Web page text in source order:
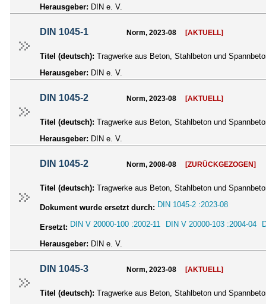
Herausgeber: DIN e. V.
DIN 1045-1 Norm, 2023-08 [AKTUELL]
Titel (deutsch): Tragwerke aus Beton, Stahlbeton und
Herausgeber: DIN e. V.
DIN 1045-2 Norm, 2023-08 [AKTUELL]
Titel (deutsch): Tragwerke aus Beton, Stahlbeton und
Herausgeber: DIN e. V.
DIN 1045-2 Norm, 2008-08 [ZURÜCKGEZOGEN]
Titel (deutsch): Tragwerke aus Beton, Stahlbeton und
Dokument wurde ersetzt durch: DIN 1045-2 :2023-08
Ersetzt: DIN V 20000-100 :2002-11 DIN V 20000-103 :2004-04
Herausgeber: DIN e. V.
DIN 1045-3 Norm, 2023-08 [AKTUELL]
Titel (deutsch): Tragwerke aus Beton, Stahlbeton und